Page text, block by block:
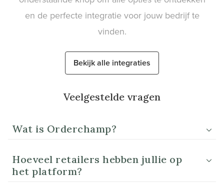
en de perfecte integratie voor jouw bedrijf te
vinden.
Bekijk alle integraties
Veelgestelde vragen
Wat is Orderchamp?
Hoeveel retailers hebben jullie op
het platform?